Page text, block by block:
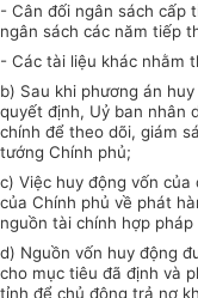
- Cân đối ngân sách cấp
ngân sách các năm tiếp
- Các tài liệu khác nhằm
b) Sau khi phương án
quyết định, Uỷ ban nhân
chính để theo dõi, giám
tướng Chính phủ;
c) Việc huy động vốn
của Chính phủ về phát
nguồn tài chính hợp
d) Nguồn vốn huy động
cho mục tiêu đã định và
tỉnh để chủ động trả nợ